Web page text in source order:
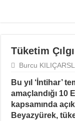
Tüketim
Burcu
Bu yıl ‘İntihar’
amaçlandığı 10
kapsamında
Beyazyürek,